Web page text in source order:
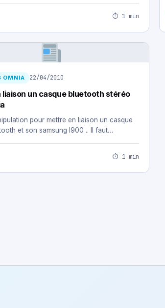
⏱ 1 min
OMNIA 22/04/2010
un casque bluetooth stéréo
pour mettre en liaison un casque
et son samsung I900 .. Il faut…
⏱ 1 min